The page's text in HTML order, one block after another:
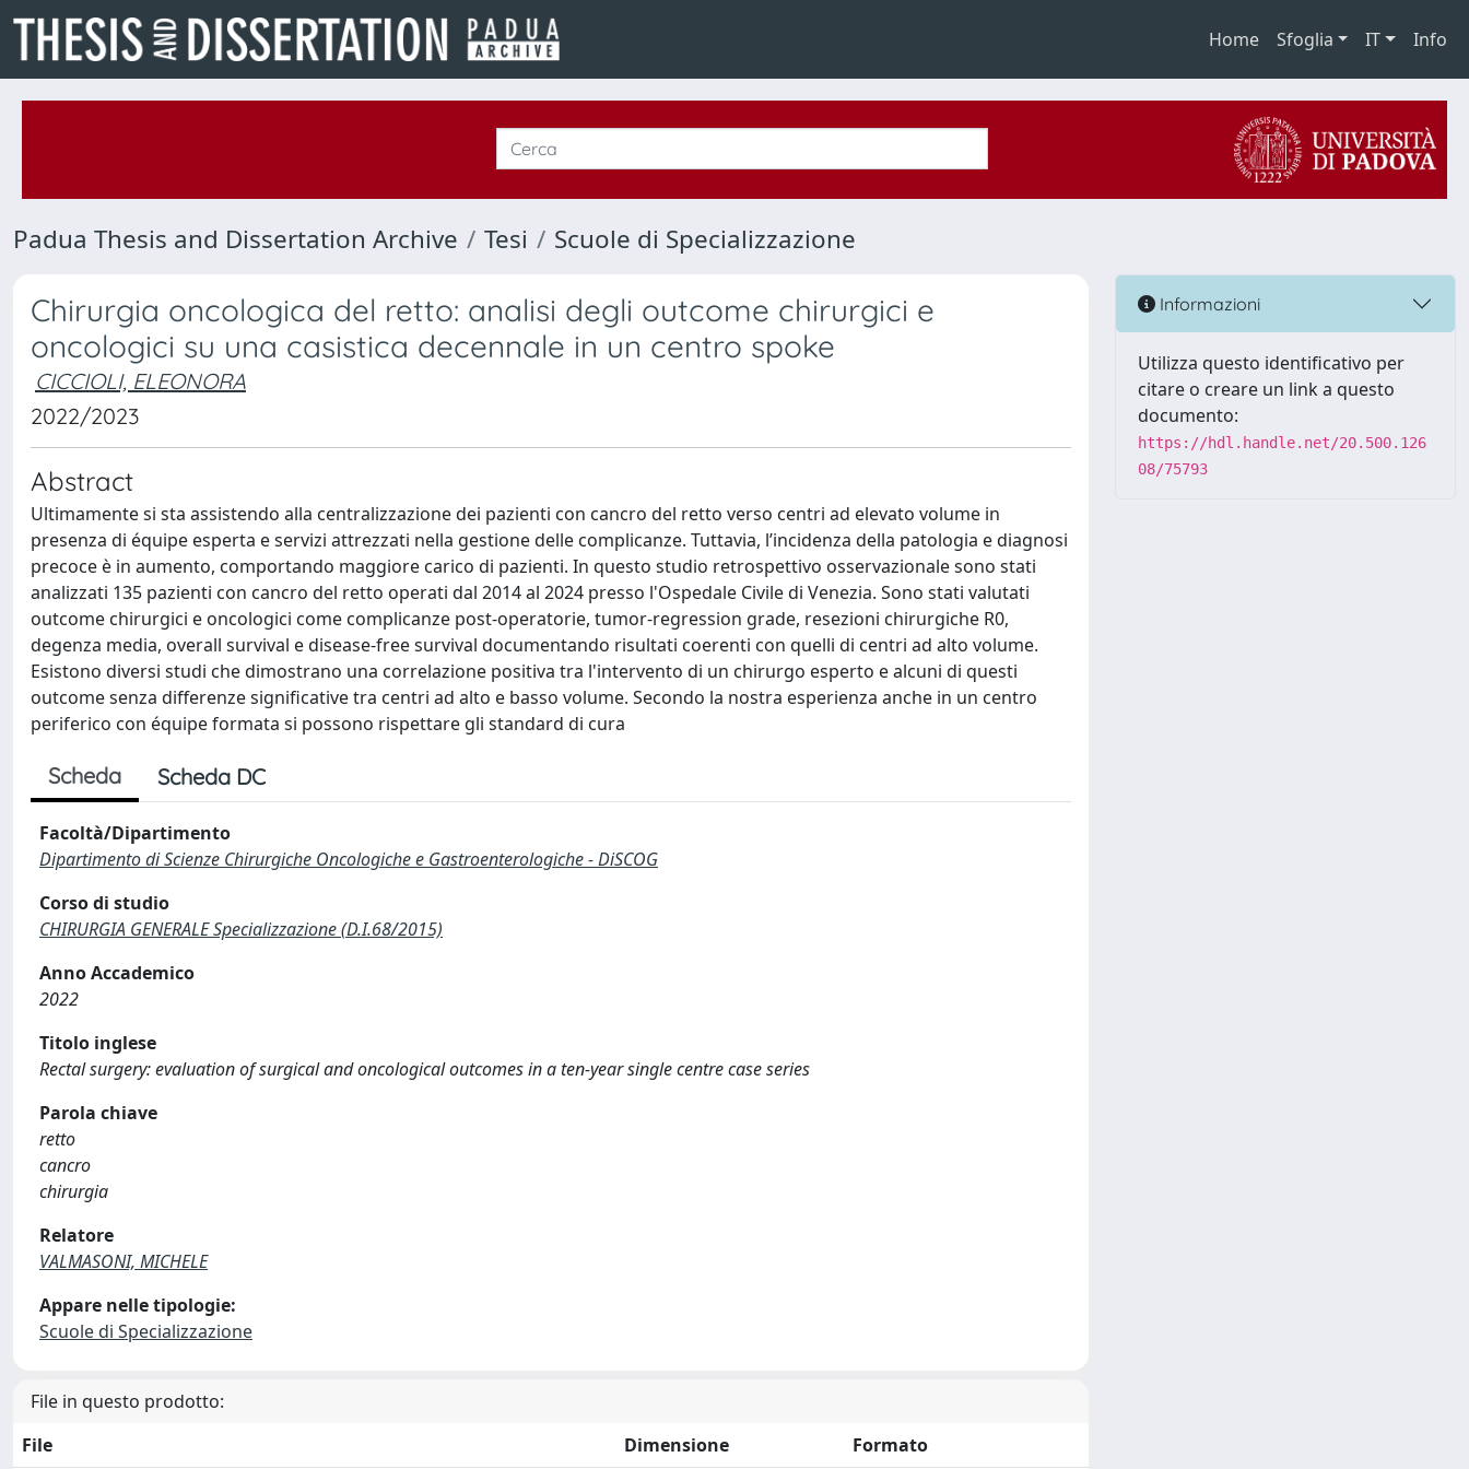
Home Sfoglia IT Info
Padua Thesis and Dissertation Archive Tesi Scuole di Specializzazione
Chirurgia oncologica del retto: analisi degli outcome chirurgici e
oncologici su una casistica decennale in un centro spoke
CICCIOLI, ELEONORA
2022/2023
Abstract
Ultimamente si sta assistendo alla centralizzazione dei pazienti con cancro del retto verso centri ad elevato volume in
presenza di équipe esperta e servizi attrezzati nella gestione delle complicanze. Tuttavia, l’incidenza della patologia e diagnosi
precoce è in aumento, comportando maggiore carico di pazienti. In questo studio retrospettivo osservazionale sono stati
analizzati 135 pazienti con cancro del retto operati dal 2014 al 2024 presso l'Ospedale Civile di Venezia. Sono stati valutati
outcome chirurgici e oncologici come complicanze post-operatorie, tumor-regression grade, resezioni chirurgiche R0,
degenza media, overall survival e disease-free survival documentando risultati coerenti con quelli di centri ad alto volume.
Esistono diversi studi che dimostrano una correlazione positiva tra l'intervento di un chirurgo esperto e alcuni di questi
outcome senza differenze significative tra centri ad alto e basso volume. Secondo la nostra esperienza anche in un centro
periferico con équipe formata si possono rispettare gli standard di cura
Scheda Scheda DC
Facoltà/Dipartimento
Dipartimento di Scienze Chirurgiche Oncologiche e Gastroenterologiche - DiSCOG
Corso di studio
CHIRURGIA GENERALE Specializzazione (D.I.68/2015)
Anno Accademico
2022
Titolo inglese
Rectal surgery: evaluation of surgical and oncological outcomes in a ten-year single centre case series
Parola chiave
retto
cancro
chirurgia
Relatore
VALMASONI, MICHELE
Appare nelle tipologie:
Scuole di Specializzazione
File in questo prodotto:
File
Dimensione Formato
Informazioni
Utilizza questo identificativo per
citare o creare un link a questo
documento:
https://hdl.handle.net/20.500.126
08/75793